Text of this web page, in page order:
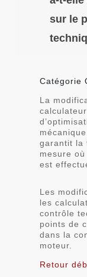
sur le
Catégorie
La
garantit la
mesure
est
Les
les
contrôle
points de
dans la
moteur.
Retour